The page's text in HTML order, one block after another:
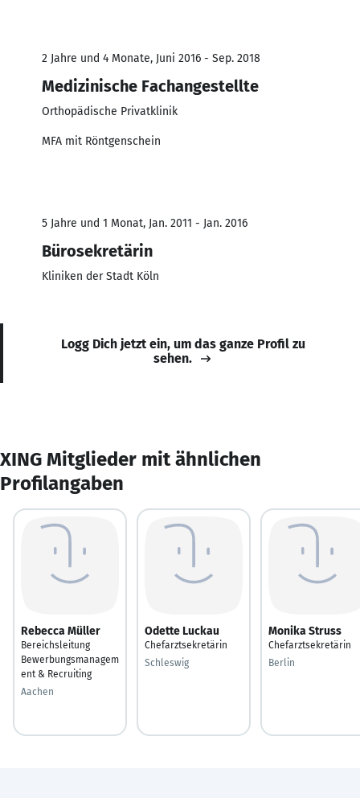
2 Jahre und 4 Monate, Juni 2016 - Sep. 2018
Medizinische Fachangestellte
Orthopädische Privatklinik
MFA mit Röntgenschein
5 Jahre und 1 Monat, Jan. 2011 - Jan. 2016
Bürosekretärin
Kliniken der Stadt Köln
Logg Dich jetzt ein, um das ganze Profil zu
sehen.
XING Mitglieder mit ähnlichen
Profilangaben
Rebecca Müller
Bereichsleitung
Bewerbungsmanagem
ent & Recruiting
Aachen
Odette Luckau
Chefarztsekretärin
Schleswig
Monika Struss
Chefarztsekretärin
Berlin